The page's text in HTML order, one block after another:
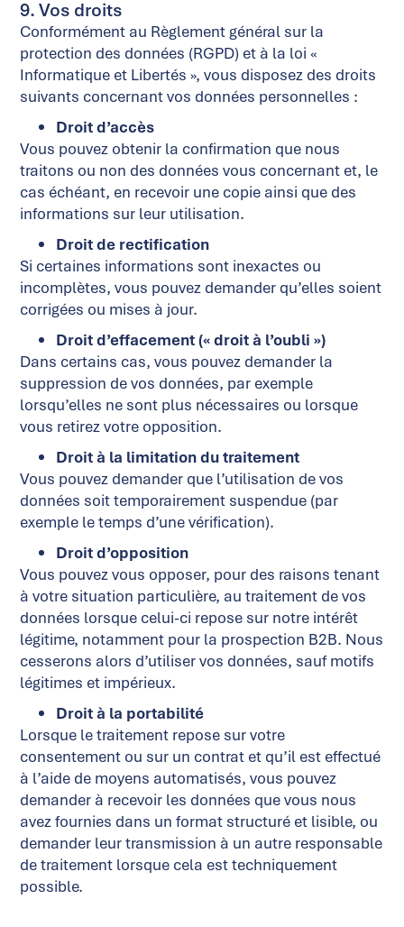
9. Vos droits
Conformément au Règlement général sur la
protection des données (RGPD) et à la loi «
Informatique et Libertés », vous disposez des droits
suivants concernant vos données personnelles :
Droit d’accès
Vous pouvez obtenir la confirmation que nous
traitons ou non des données vous concernant et, le
cas échéant, en recevoir une copie ainsi que des
informations sur leur utilisation.
Droit de rectification
Si certaines informations sont inexactes ou
incomplètes, vous pouvez demander qu’elles soient
corrigées ou mises à jour.
Droit d’effacement (« droit à l’oubli »)
Dans certains cas, vous pouvez demander la
suppression de vos données, par exemple
lorsqu’elles ne sont plus nécessaires ou lorsque
vous retirez votre opposition.
Droit à la limitation du traitement
Vous pouvez demander que l’utilisation de vos
données soit temporairement suspendue (par
exemple le temps d’une vérification).
Droit d’opposition
Vous pouvez vous opposer, pour des raisons tenant
à votre situation particulière, au traitement de vos
données lorsque celui-ci repose sur notre intérêt
légitime, notamment pour la prospection B2B. Nous
cesserons alors d’utiliser vos données, sauf motifs
légitimes et impérieux.
Droit à la portabilité
Lorsque le traitement repose sur votre
consentement ou sur un contrat et qu’il est effectué
à l’aide de moyens automatisés, vous pouvez
demander à recevoir les données que vous nous
avez fournies dans un format structuré et lisible, ou
demander leur transmission à un autre responsable
de traitement lorsque cela est techniquement
possible.